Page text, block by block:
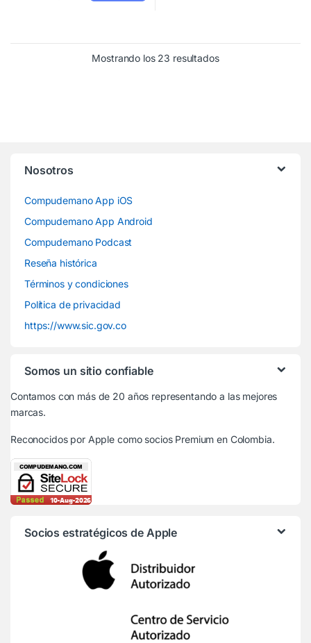
Mostrando los 23 resultados
Nosotros
Compudemano App iOS
Compudemano App Android
Compudemano Podcast
Reseña histórica
Términos y condiciones
Política de privacidad
https://www.sic.gov.co
Somos un sitio confiable
Contamos con más de 20 años representando a las mejores
marcas.
Reconocidos por Apple como socios Premium en Colombia.
Socios estratégicos de Apple